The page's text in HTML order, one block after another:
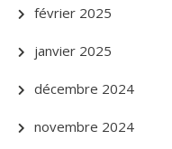
février 2025
janvier 2025
décembre 2024
novembre 2024